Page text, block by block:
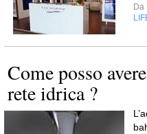
Da
Come posso
rete idrica ?